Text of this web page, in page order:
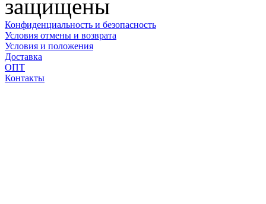
защищены
Конфиденциальность и безопасность
Условия отмены и возврата
Условия и положения
Доставка
ОПТ
Контакты